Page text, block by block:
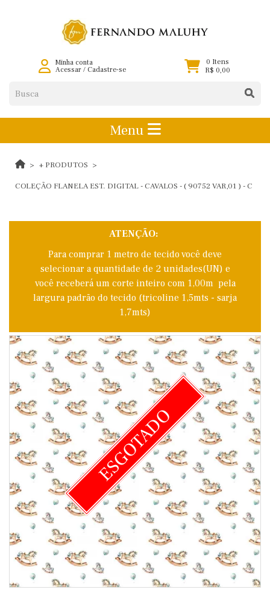
Minha conta
Acessar/ Cadastre-se
0 Itens
R$ 0,00
Menu
+ PRODUTOS
COLEÇÃO FLANELA EST. DIGITAL - CAVALOS - ( 90752 VAR,01 ) - C
ATENÇÃO:
Para comprar 1 metro de tecido você deve
selecionar a quantidade de 2 unidades(UN) e
você receberá um corte inteiro com 1,00m pela
largura padrão do tecido (tricoline 1,5mts - sarja
1,7mts)
ESGOTADO